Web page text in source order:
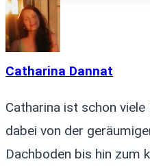
Catharina Dannat
Catharina ist schon
dabei von der
Dachboden bis hin zum